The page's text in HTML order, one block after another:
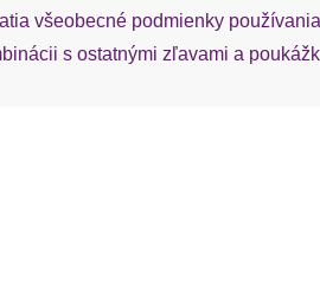
všeobecné podmienky
s ostatnými zľavami a